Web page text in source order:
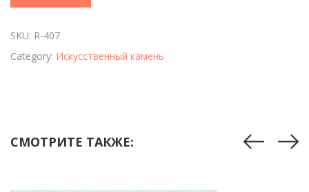
SKU: R-407
Category: Искусственный камень
СМОТРИТЕ ТАКЖЕ: